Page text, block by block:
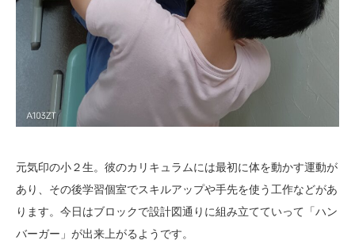
元気印の小２生。彼のカリキュラムには最初に体を動かす運動が
あり、その後学習個室でスキルアップや手先を使う工作などがあ
ります。今日はブロックで設計図通りに組み立てていって「ハン
バーガー」が出来上がるようです。